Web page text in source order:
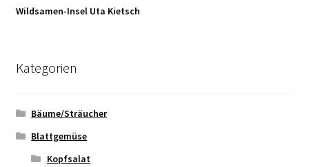
Wildsamen-Insel Uta Kietsch
Kategorien
Bäume/Sträucher
Blattgemüse
Kopfsalat